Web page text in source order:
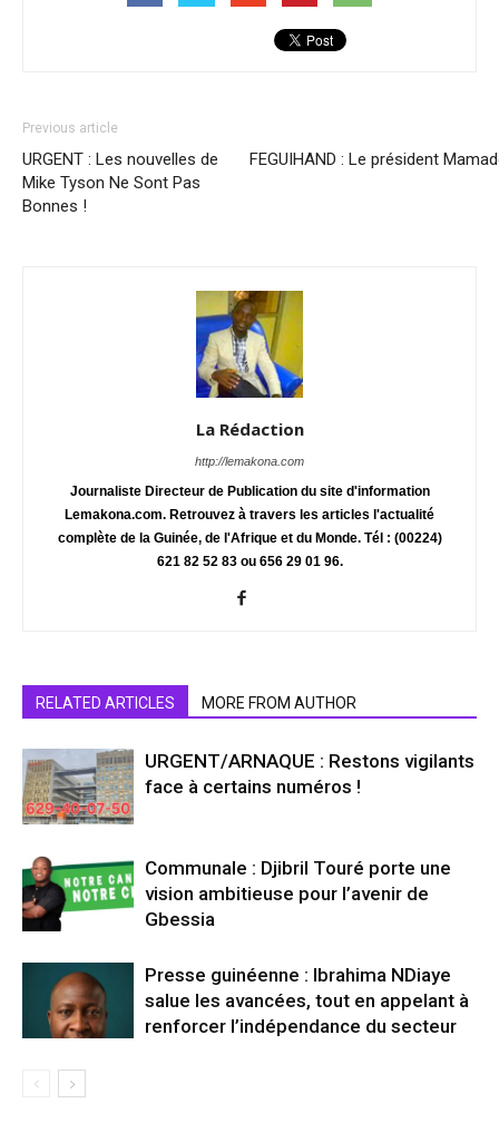
Previous article
URGENT : Les nouvelles de
Mike Tyson Ne Sont Pas
Bonnes !
FEGUIHAND : Le président
La Rédaction
http://lemakona.com
Journaliste Directeur de Publication du site d'information
Lemakona.com. Retrouvez à travers les articles l'actualité
complète de la Guinée, de l'Afrique et du Monde. Tél : (00224)
621 82 52 83 ou 656 29 01 96.
RELATED ARTICLES MORE FROM AUTHOR
URGENT/ARNAQUE : Restons vigilants
face à certains numéros !
Communale : Djibril Touré porte une
vision ambitieuse pour l’avenir de
Gbessia
Presse guinéenne : Ibrahima NDiaye
salue les avancées, tout en appelant à
renforcer l’indépendance du secteur